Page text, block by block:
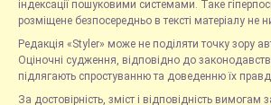
індексації пошуковими системами. Таке
розміщене безпосередньо в тексті матеріалу не
Редакція «Styler» може не поділяти точку зору
Оціночні судження, відповідно до
підлягають спростуванню та доведенню їх
За достовірність, зміст і відповідність вимогам